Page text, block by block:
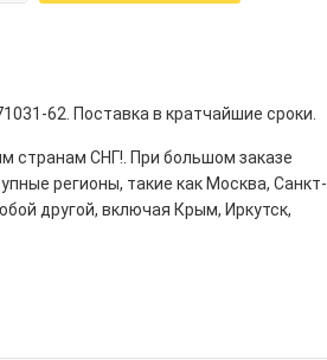
62. Поставка в кратчайшие сроки.
странам СНГ!. При большом заказе
регионы, такие как Москва, Санкт-
другой, включая Крым, Иркутск,